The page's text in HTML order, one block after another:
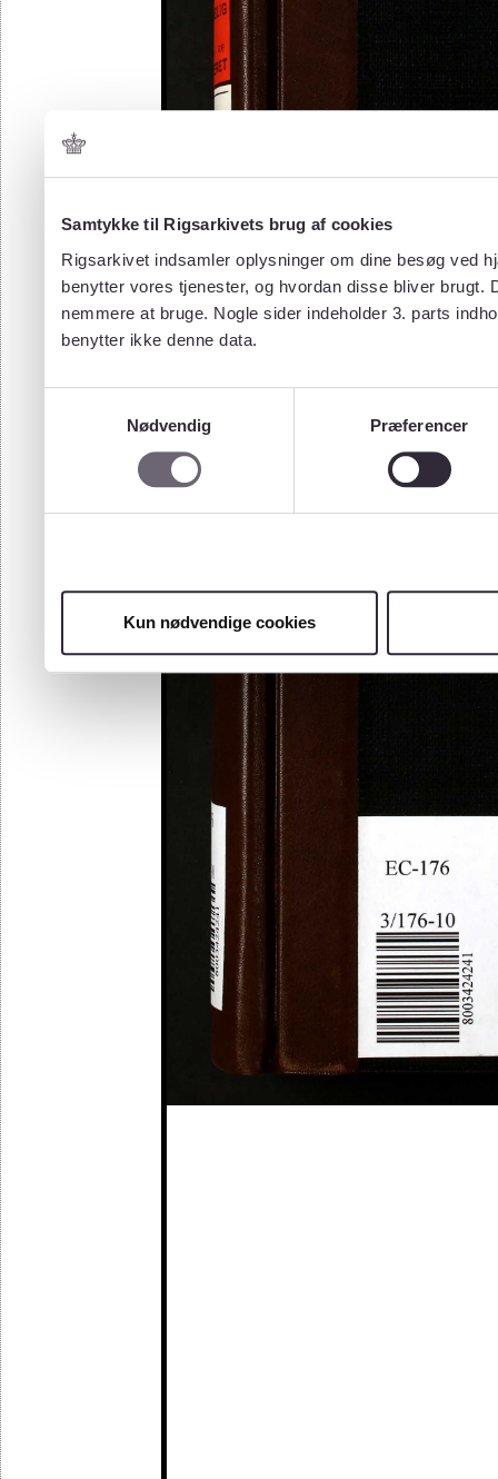
Samtykke til Rigsarkivets brug af cookies
Rigsarkivet indsamler oplysninger om dine besøg ved
benytter vores tjenester, og hvordan disse bliver
nemmere at bruge. Nogle sider indeholder 3. parts
benytter ikke denne data.
Nødvendig
Præferencer
Kun nødvendige cookies